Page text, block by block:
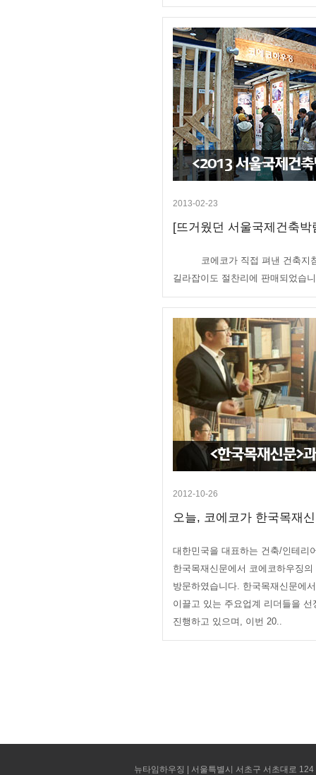
2013-02-23
[뜨거웠던 서울국제건축
코에코가 직접 펴낸 건축지침
길라잡이도 절찬리에 판매되
2012-10-26
오늘, 코에코가 한국목재
대한민국을 대표하는 건축/인테리
한국목재신문에서 코에코하우징
방문하였습니다. 한국목재신문에
이끌고 있는 주요업계 리더들을
진행하고 있으며, 이번 20..
뉴타임하우징 | 서울특별시 서초구 서초대로